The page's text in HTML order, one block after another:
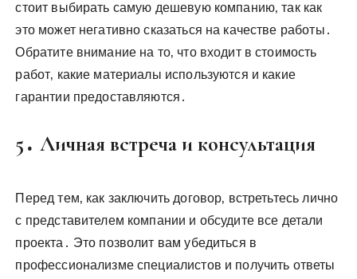
стоит выбирать самую дешевую компанию‚ так как
это может негативно сказаться на качестве работы․
Обратите внимание на то‚ что входит в стоимость
работ‚ какие материалы используются и какие
гарантии предоставляются․
5․ Личная встреча и консультация
Перед тем‚ как заключить договор‚ встретьтесь лично
с представителем компании и обсудите все детали
проекта․ Это позволит вам убедиться в
профессионализме специалистов и получить ответы